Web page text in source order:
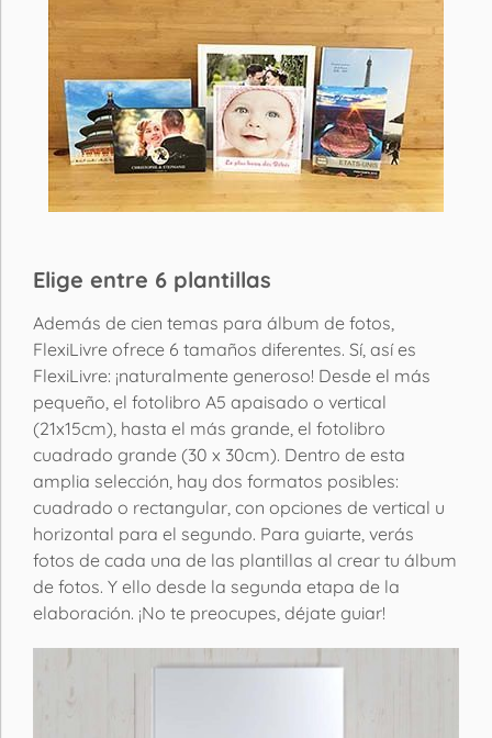
Elige entre 6 plantillas
Además de cien temas para álbum de fotos,
FlexiLivre ofrece 6 tamaños diferentes. Sí, así es
FlexiLivre: ¡naturalmente generoso! Desde el más
pequeño, el fotolibro A5 apaisado o vertical
(21x15cm), hasta el más grande, el fotolibro
cuadrado grande (30 x 30cm). Dentro de esta
amplia selección, hay dos formatos posibles:
cuadrado o rectangular, con opciones de vertical u
horizontal para el segundo. Para guiarte, verás
fotos de cada una de las plantillas al crear tu álbum
de fotos. Y ello desde la segunda etapa de la
elaboración. ¡No te preocupes, déjate guiar!